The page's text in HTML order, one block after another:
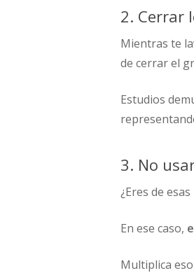
2. Cerrar
Mientras te
de cerrar el
Estudios
3. No
¿Eres de
En ese caso,
Multiplica